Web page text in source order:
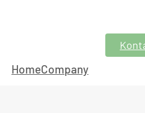
HomeCompany